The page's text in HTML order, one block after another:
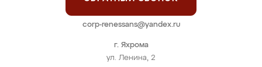
г. Яхрома
ул. Ленина, 2
corp-renessans@yandex.ru